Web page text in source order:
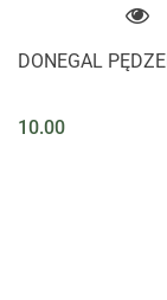
DONEGAL
10.00